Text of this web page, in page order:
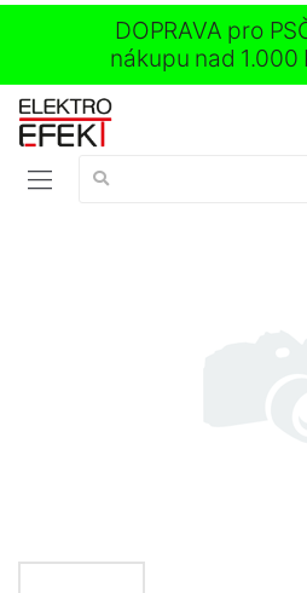
DOPRAVA pro
nákupu nad 1.000
Vyhledávání: